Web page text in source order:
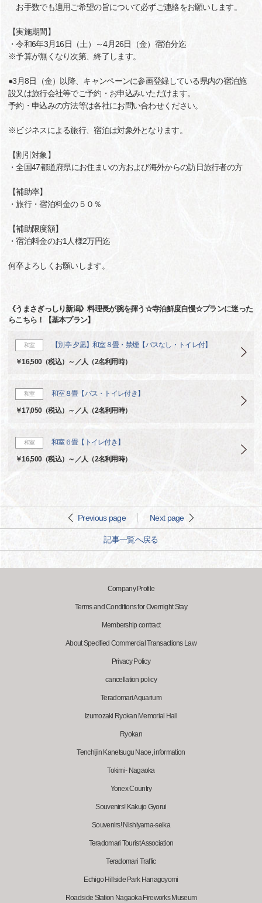
お手数でも適用ご希望の旨について必ずご連絡をお願いします。
【実施期間】
・令和6年3月16日（土）～4月26日（金）宿泊分迄
※予算が無くなり次第、終了します。
●3月8日（金）以降、キャンペーンに参画登録している県内の宿泊施
設又は旅行会社等でご予約・お申込みいただけます。
予約・申込みの方法等は各社にお問い合わせください。
※ビジネスによる旅行、宿泊は対象外となります。
【割引対象】
・全国47都道府県にお住まいの方および海外からの訪日旅行者の方
【補助率】
・旅行・宿泊料金の５０％
【補助限度額】
・宿泊料金のお1人様2万円迄
何卒よろしくお願いします。
《うまさぎっしり新潟》料理長が腕を揮う☆寺泊鮮度自慢☆プランに迷った
らこちら！【基本プラン】
和室 【別亭 夕凪】和室８畳・禁煙【バスなし・トイレ付】
￥16,500（税込）～／人（2名利用時）
和室 和室８畳【バス・トイレ付き】
￥17,050（税込）～／人（2名利用時）
和室 和室６畳【トイレ付き】
￥16,500（税込）～／人（2名利用時）
Previous page Next page
記事一覧へ戻る
Company Profile
Terms and Conditions for Overnight Stay
Membership contract
About Specified Commercial Transactions Law
Privacy Policy
cancellation policy
Teradomari Aquarium
Izumozaki Ryokan Memorial Hall
Ryokan
Tenchijin Kanetsugu Naoe, information
Tokimi- Nagaoka
Yonex Country
Souvenirs! Kakujo Gyorui
Souvenirs! Nishiyama-seika
Teradomari Tourist Association
Teradomari Traffic
Echigo Hillside Park Hanagoyomi
Roadside Station Nagaoka Fireworks Museum